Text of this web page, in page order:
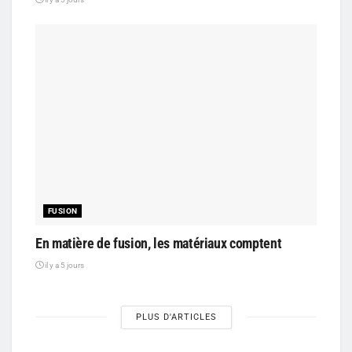
FUSION
En matière de fusion, les matériaux comptent
il y a 5 jours
PLUS D'ARTICLES